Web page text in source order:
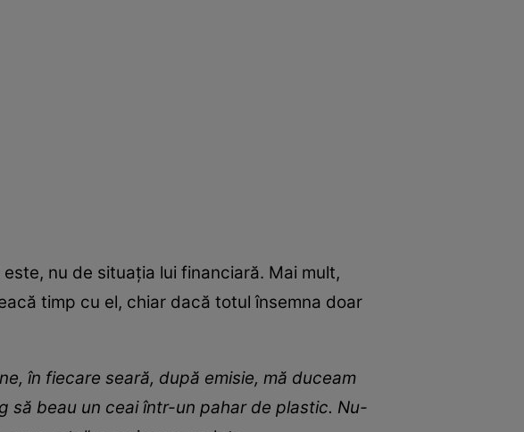
nu de situația lui financiară. Mai mult,
timp cu el, chiar dacă totul însemna doar
în fiecare seară, după emisie, mă duceam
să beau un ceai într-un pahar de plastic. Nu-